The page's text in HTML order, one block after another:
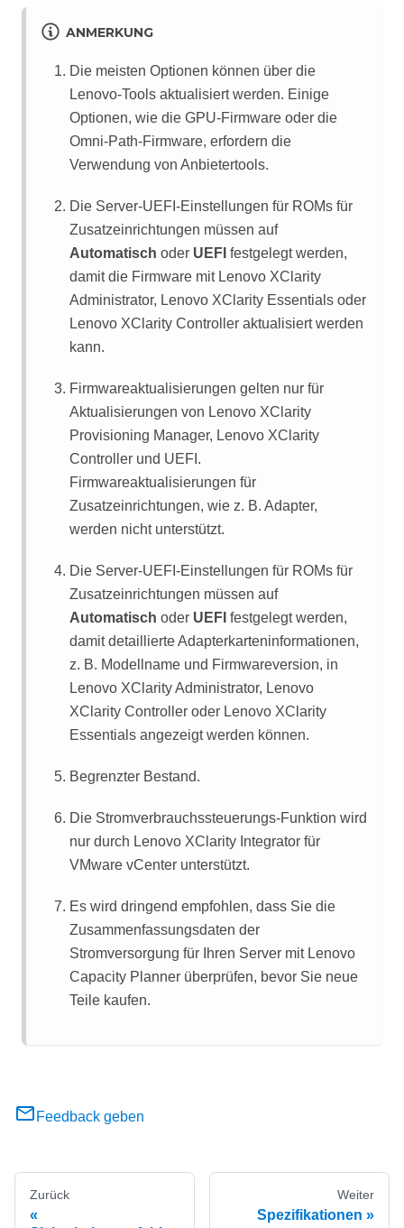
ANMERKUNG
Die meisten Optionen können über die
Lenovo-Tools aktualisiert werden. Einige
Optionen, wie die GPU-Firmware oder die
Omni-Path-Firmware, erfordern die
Verwendung von Anbietertools.
Die Server-UEFI-Einstellungen für ROMs für
Zusatzeinrichtungen müssen auf
Automatisch oder UEFI festgelegt werden,
damit die Firmware mit Lenovo XClarity
Administrator, Lenovo XClarity Essentials oder
Lenovo XClarity Controller aktualisiert werden
kann.
Firmwareaktualisierungen gelten nur für
Aktualisierungen von Lenovo XClarity
Provisioning Manager, Lenovo XClarity
Controller und UEFI.
Firmwareaktualisierungen für
Zusatzeinrichtungen, wie z. B. Adapter,
werden nicht unterstützt.
Die Server-UEFI-Einstellungen für ROMs für
Zusatzeinrichtungen müssen auf
Automatisch oder UEFI festgelegt werden,
damit detaillierte Adapterkarteninformationen,
z. B. Modellname und Firmwareversion, in
Lenovo XClarity Administrator, Lenovo
XClarity Controller oder Lenovo XClarity
Essentials angezeigt werden können.
Begrenzter Bestand.
Die Stromverbrauchssteuerungs-Funktion wird
nur durch Lenovo XClarity Integrator für
VMware vCenter unterstützt.
Es wird dringend empfohlen, dass Sie die
Zusammenfassungsdaten der
Stromversorgung für Ihren Server mit Lenovo
Capacity Planner überprüfen, bevor Sie neue
Teile kaufen.
Feedback geben
Zurück Weiter
Spezifikationen